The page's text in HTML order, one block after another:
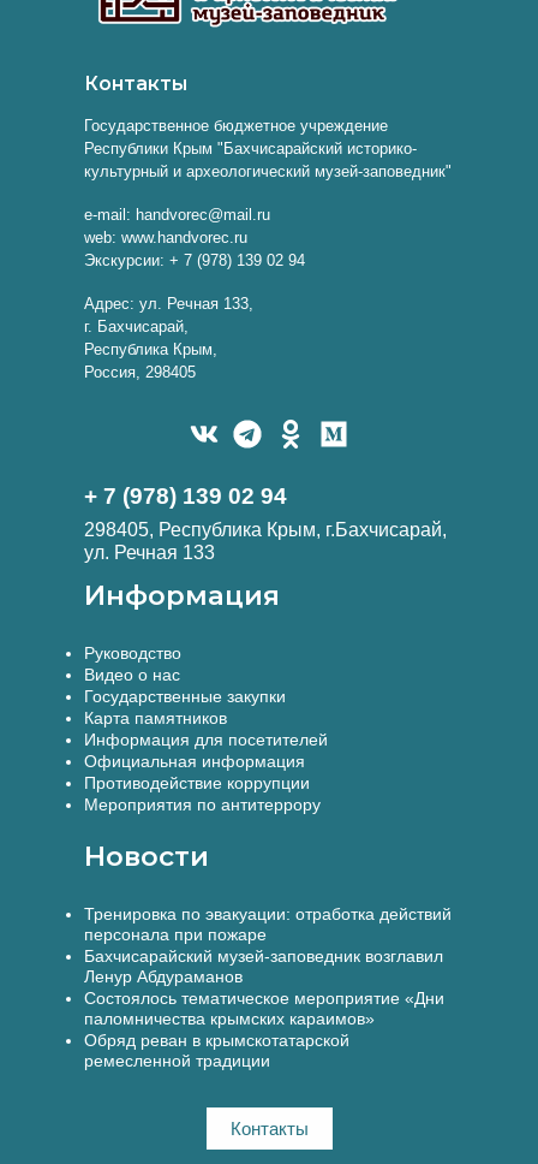
Контакты
Государственное бюджетное учреждение
Республики Крым "Бахчисарайский историко-
культурный и археологический музей-заповедник"
e-mail: handvorec@mail.ru
web: www.handvorec.ru
Экскурсии: + 7 (978) 139 02 94
Адрес: ул. Речная 133,
г. Бахчисарай,
Республика Крым,
Россия, 298405
+ 7 (978) 139 02 94
298405, Республика Крым, г.Бахчисарай,
ул. Речная 133
Информация
Руководство
Видео о нас
Государственные закупки
Карта памятников
Информация для посетителей
Официальная информация
Противодействие коррупции
Мероприятия по антитеррору
Новости
Тренировка по эвакуации: отработка действий
персонала при пожаре
Бахчисарайский музей-заповедник возглавил
Ленур Абдураманов
Состоялось тематическое мероприятие «Дни
паломничества крымских караимов»
Обряд реван в крымскотатарской
ремесленной традиции
Контакты